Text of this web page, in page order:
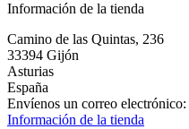
Información de la tienda
Camino de las Quintas, 236
33394 Gijón
Asturias
España
Envíenos un correo electrónico:
Información de la tienda